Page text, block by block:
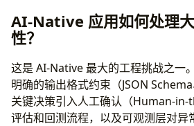
AI-Native 应用如何处理
性？
这是 AI-Native 最大的工程挑战之一
明确的输出格式约束（JSON Schema
关键决策引入人工确认（Human-in-
评估和回测流程，以及可观测层对异